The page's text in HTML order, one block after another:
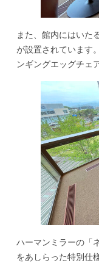
また、館内にはいた
が設置されています
ンギングエッグチェ
ハーマンミラーの「
をあしらった特別仕